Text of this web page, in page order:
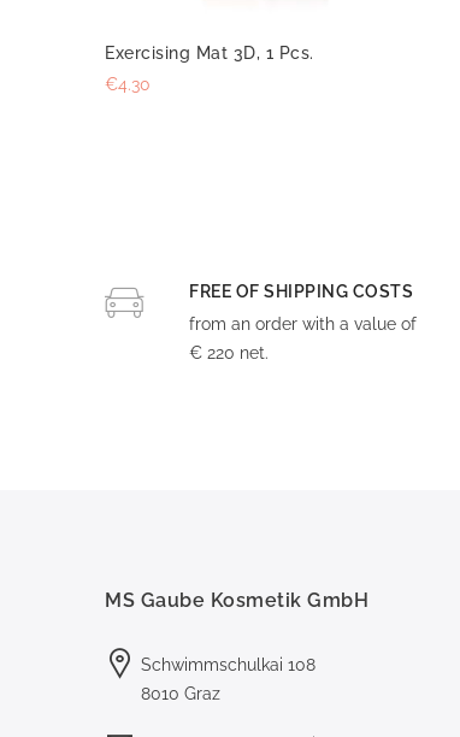
Exercising Mat 3D, 1 Pcs.
€4.30
FREE OF SHIPPING COSTS
from an order with a value of
€ 220 net.
MS Gaube Kosmetik GmbH
Schwimmschulkai 108
8010 Graz